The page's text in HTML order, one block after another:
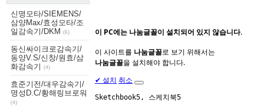
신명모타/SIEMENS/
삼양Max/효성모타/조
일감속기/DKM (6)
동신싸이크로감속기/
동양V.S/신창/원효/삼
화감속기 (4)
효준기전/대우감속기/
명성D.C/황해링브로워
(4)
이 PC에는 나눔글꼴이 설치되어 있지 않습니다.
이 사이트를 나눔글꼴로 보기 위해서는
나눔글꼴을 설치해야 합니다.
✔ 설치 취소
Sketchbook5, 스케치북5